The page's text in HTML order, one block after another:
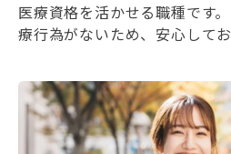
医療資格を活かせる職種です
療行為がないため、安心して